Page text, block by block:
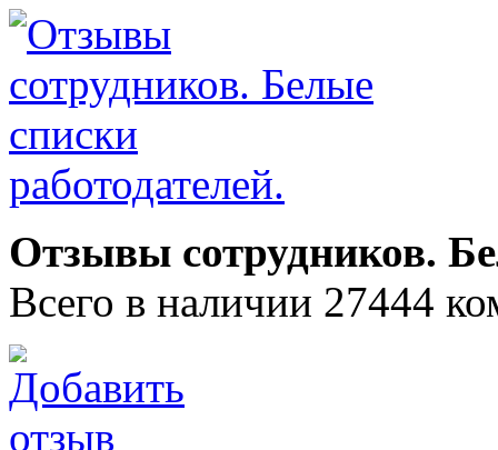
Отзывы сотрудников.
Всего в наличии 27444